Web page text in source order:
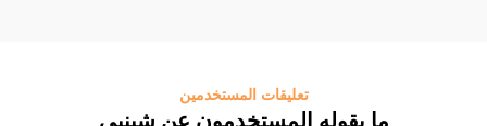
تعليقات المستخدمين